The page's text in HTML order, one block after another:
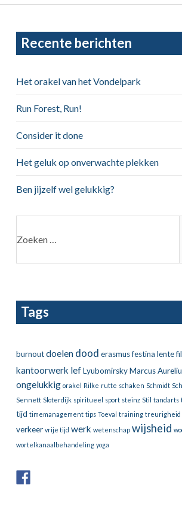
Primary
Recente berichten
Het orakel van het Vondelpark
Run Forest, Run!
Consider it done
Het geluk op onverwachte plekken
Ben jijzelf wel gelukkig?
naar:
Tags
burnoutdoelen dood erasmusfestina lente
kantoorwerk lefLyubomirskyMarcus
ongelukkig orakel Rilke rutte schaken Schmidt
Sennett Sloterdijk spiritueel sport steinz Stil tandarts
tijd timemanagement tips Toeval training treurigheid
verkeer vrije tijd werk wetenschap wijsheid
wortelkanaalbehandeling yoga